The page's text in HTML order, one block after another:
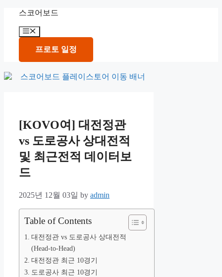
content
스코어보드
Menu
프로토 일정
[KOVO여] 대전정관
vs 도로공사 상대전적
및 최근전적 데이터보
드
2025년 12월 03일 by admin
Table of Contents
대전정관 vs 도로공사 상대전적
(Head-to-Head)
대전정관 최근 10경기
도로공사 최근 10경기